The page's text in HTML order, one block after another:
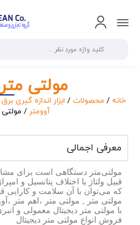
مولتی
خانه / محصولات / ابزار اندازه گیری
آوومتر / مولتی
معرفی اجمالی
مولتی‌متر دستگاهی است برای
قبیل ولتاژ یا اختلاف پتانسیل و
که می‌توان با آن سلامت و کارایی
با مولتی متر دیجیتال معمولی و
فروش انواع مولتی متر دیجیتال